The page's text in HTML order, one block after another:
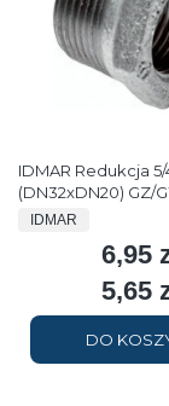
IDMAR Redukcja 5/
(DN32xDN20) GZ/
PRODUCENT
IDMAR
Cena
6,95
Cena
5,65
DO